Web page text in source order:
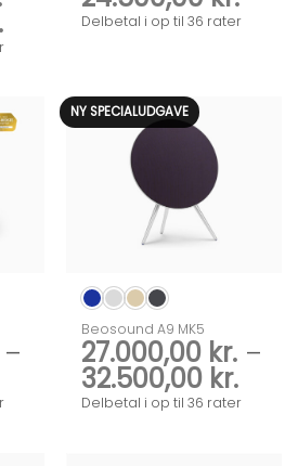
Prisinterval:
24.000,00 kr.
29.000,00 kr.
Delbetal i op til 36 rater
–
kr.
NY SPECIALUDGAVE
Beosound A9 MK5
27.000,00 kr. –
32.500,00 kr.
Delbetal i op til 36 rater